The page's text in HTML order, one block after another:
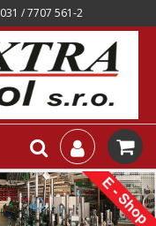
031 / 7707 561-2